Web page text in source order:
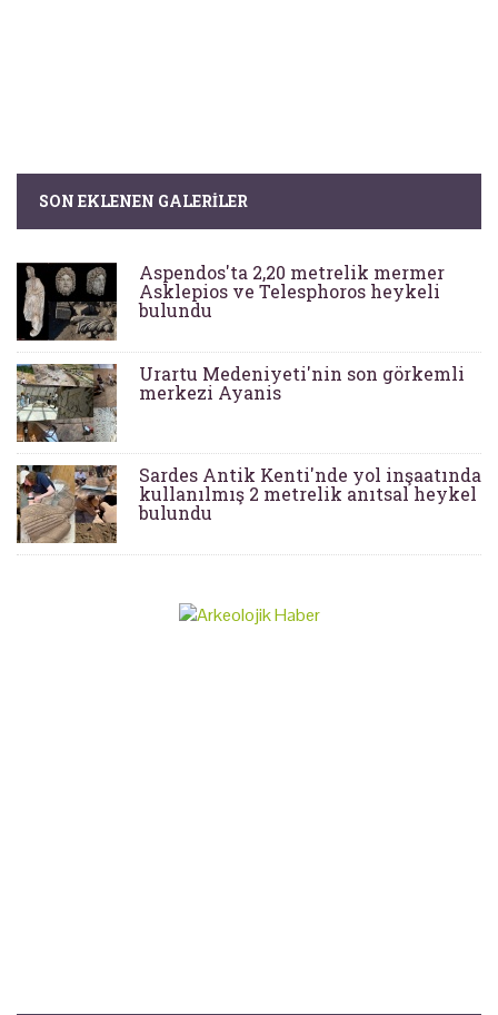
SON EKLENEN GALERILER
Aspendos'ta 2,20 metrelik mermer
Asklepios ve Telesphoros heykeli
bulundu
Urartu Medeniyeti'nin son görkemli
merkezi Ayanis
Sardes Antik Kenti'nde yol inşaatında
kullanılmış 2 metrelik anıtsal heykel
bulundu